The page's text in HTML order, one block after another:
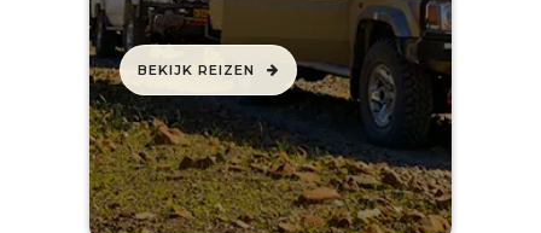
BEKIJK REIZEN